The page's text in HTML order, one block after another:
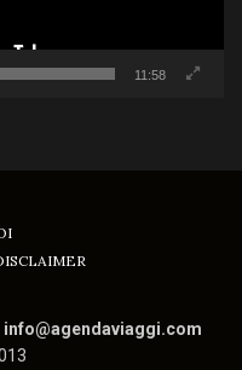
11:58
info@agendaviaggi.com